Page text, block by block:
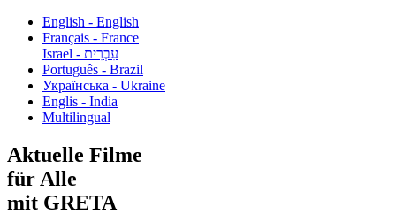
English - English
Français - France
עִבְרִית - Israel
Português - Brazil
Українська - Ukraine
Englis - India
Multilingual
Aktuelle Filme
für Alle
mit GRETA